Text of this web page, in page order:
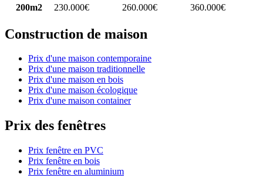
200m2
230.000€ 260.000€ 360.000€
Construction de maison
Prix d'une maison contemporaine
Prix d'une maison traditionnelle
Prix d'une maison en bois
Prix d'une maison écologique
Prix d'une maison container
Prix des fenêtres
Prix fenêtre en PVC
Prix fenêtre en bois
Prix fenêtre en aluminium